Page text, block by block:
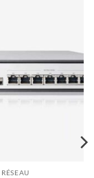
RÉSEAU